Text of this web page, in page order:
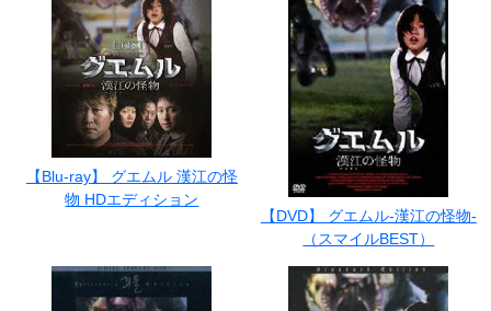
【Blu-ray】 グエムル 漢江の怪
物 HDエディション
【DVD】 グエムル-漢江の怪物-
（スマイルBEST）